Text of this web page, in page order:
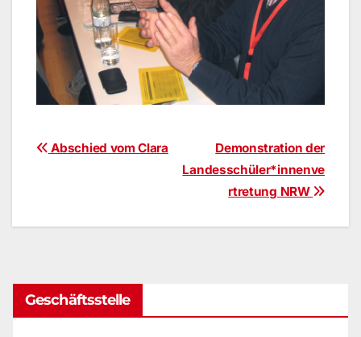
BeitragsnavigationDemonstration der
Landesschüler*innenve
rtretung NRW
Abschied vom Clara
Geschäftsstelle